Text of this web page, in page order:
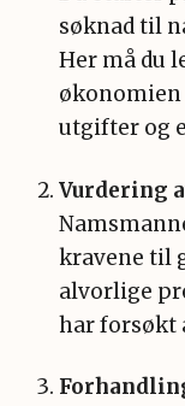
søknad til
Her må du
utgifter og
Vurdering
kravene til
alvorlige
har forsøkt